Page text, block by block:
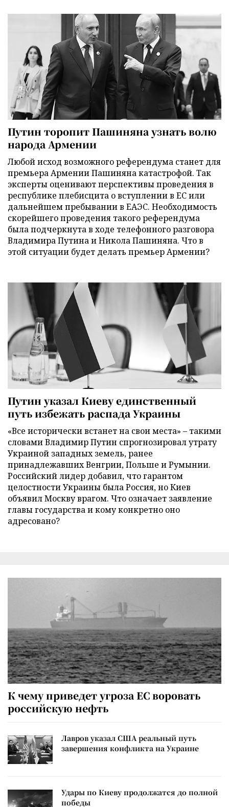
Путин торопит Пашиняна узнать волю
народа Армении
Любой исход возможного референдума станет для
премьера Армении Пашиняна катастрофой. Так
эксперты оценивают перспективы проведения в
республике плебисцита о вступлении в ЕС или
дальнейшем пребывании в ЕАЭС. Необходимость
скорейшего проведения такого референдума
была подчеркнута в ходе телефонного разговора
Владимира Путина и Никола Пашиняна. Что в
этой ситуации будет делать премьер Армении?
Путин указал Киеву единственный
путь избежать распада Украины
«Все исторически встанет на свои места» – такими
словами Владимир Путин спрогнозировал утрату
Украиной западных земель, ранее
принадлежавших Венгрии, Польше и Румынии.
Российский лидер добавил, что гарантом
целостности Украины была Россия, но Киев
объявил Москву врагом. Что означает заявление
главы государства и кому конкретно оно
адресовано?
К чему приведет угроза ЕС воровать
российскую нефть
Лавров указал США реальный путь
завершения конфликта на Украине
Удары по Киеву продолжатся до полной
победы